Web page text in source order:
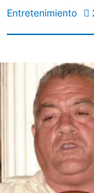
Entretenimiento